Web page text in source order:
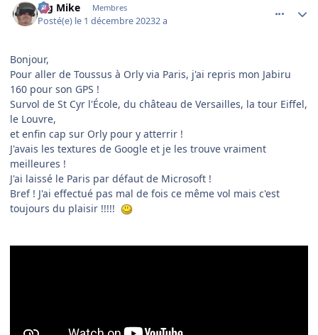
Big Mike Membres
Posté(e) le 1 décembre 20232 a
Bonjour,
Pour aller de Toussus à Orly via Paris, j'ai repris mon Jabiru
160 pour son GPS !
Survol de St Cyr l'École, du château de Versailles, la tour Eiffel,
le Louvre,
et enfin cap sur Orly pour y atterrir !
J'avais les textures de Google et je les trouve vraiment
meilleures !
J'ai laissé le Paris par défaut de Microsoft !
Bref ! J'ai effectué pas mal de fois ce même vol mais c'est
toujours du plaisir !!!!!